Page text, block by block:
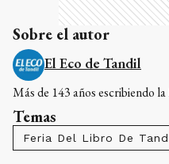
Sobre el autor
El Eco de Tandil
Más de 143 años escribiendo
Temas
Feria Del Libro De